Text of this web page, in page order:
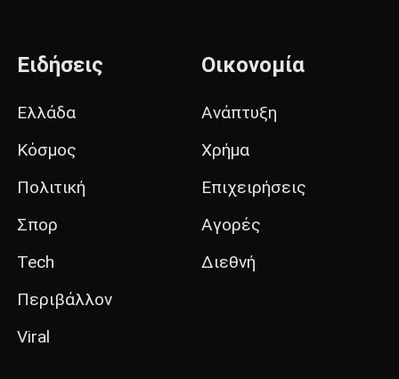
Ειδήσεις
Ελλάδα
Κόσμος
Πολιτική
Σπορ
Tech
Περιβάλλον
Viral
Οικονομία
Ανάπτυξη
Χρήμα
Επιχειρήσεις
Αγορές
Διεθνή